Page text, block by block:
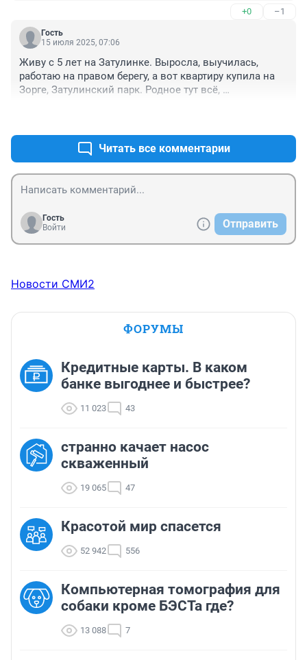
+0 –1
Гость
15 июля 2025, 07:06
Живу с 5 лет на Затулинке. Выросла, выучилась,
работаю на правом берегу, а вот квартиру купила на
Зорге, Затулинский парк. Родное тут всё,
Читать все комментарии
Гость
Войти
Отправить
Новости СМИ2
ФОРУМЫ
Кредитные карты. В каком
банке выгоднее и быстрее?
11 023 43
странно качает насос
скваженный
19 065 47
Красотой мир спасется
52 942 556
Компьютерная томография для
собаки кроме БЭСТа где?
13 088 7